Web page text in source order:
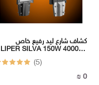
كشاف شارع ليد رفيع خاص
LIPER SILVA 150W 4000K (
(5)
0 ₪